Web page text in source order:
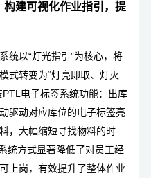
建可视化作业指引，提
统以“灯光指引”为核心，将
式转变为“灯亮即取、灯灭
电子标签系统功能： 出库
驱动对应库位的电子标签亮
，大幅缩短寻找物料的时
统方式显著降低了对员工经
上岗，有效提升了整体作业